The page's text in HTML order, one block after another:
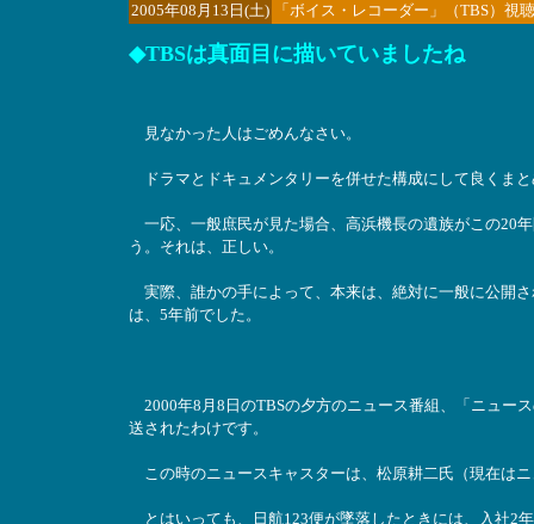
2005年08月13日(土) 「ボイス・レコーダー」（TBS）視
◆TBSは真面目に描いていましたね
見なかった人はごめんなさい。
ドラマとドキュメンタリーを併せた構成にして良くま
一応、一般庶民が見た場合、高浜機長の遺族がこの20
う。それは、正しい。
実際、誰かの手によって、本来は、絶対に一般に公開
は、5年前でした。
2000年8月8日のTBSの夕方のニュース番組、「ニュー
送されたわけです。
この時のニュースキャスターは、松原耕二氏（現在は
とはいっても、日航123便が墜落したときには、入社2